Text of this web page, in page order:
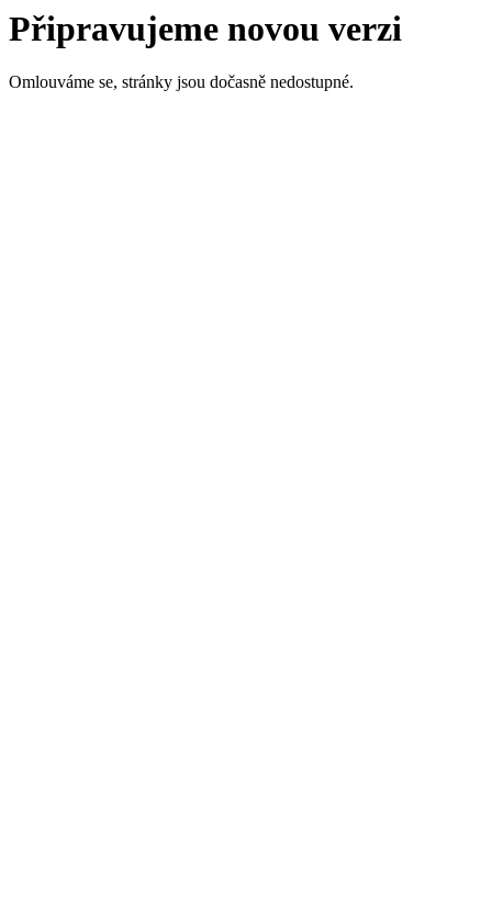
Připravujeme novou verzi
Omlouváme se, stránky jsou dočasně nedostupné.